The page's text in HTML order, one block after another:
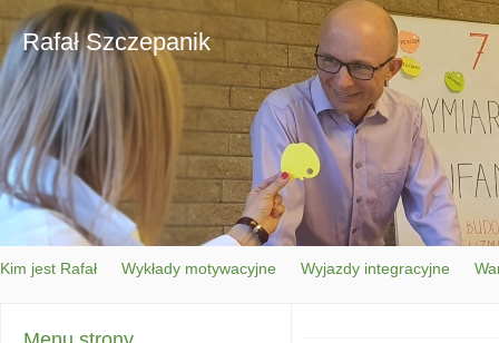
Rafał Szczepanik
Kim jest Rafał Wykłady motywacyjne Wyjazdy integracyjne